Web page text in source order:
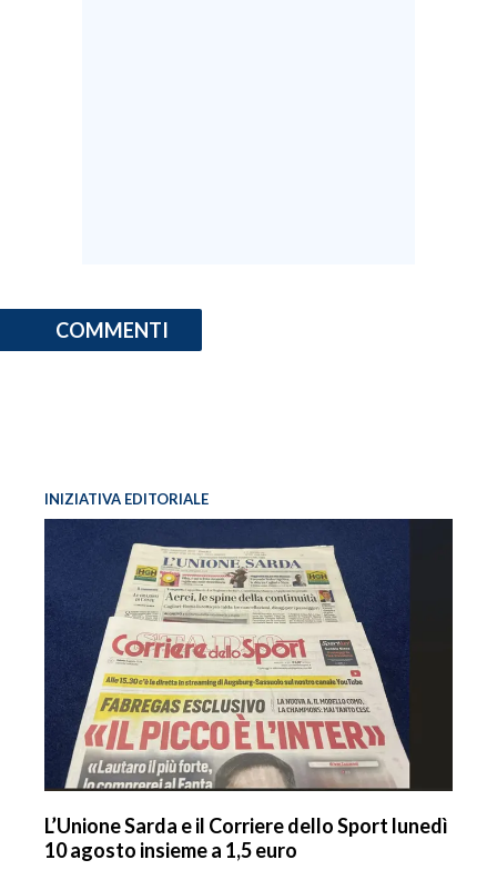
COMMENTI
INIZIATIVA EDITORIALE
L’Unione Sarda e il Corriere dello Sport lunedì
10 agosto insieme a 1,5 euro